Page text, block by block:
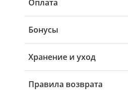
Оплата
Бонусы
Хранение и уход
Правила возврата